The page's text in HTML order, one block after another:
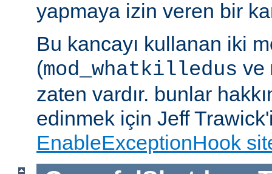
yapmaya izin veren bir
Bu kancayı kullanan iki
(mod_whatkilledus ve
zaten vardır. bunlar
edinmek için Jeff
EnableExceptionHook